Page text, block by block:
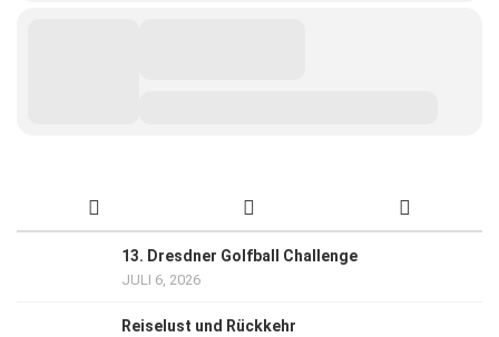
13. Dresdner Golfball Challenge
JULI 6, 2026
Reiselust und Rückkehr